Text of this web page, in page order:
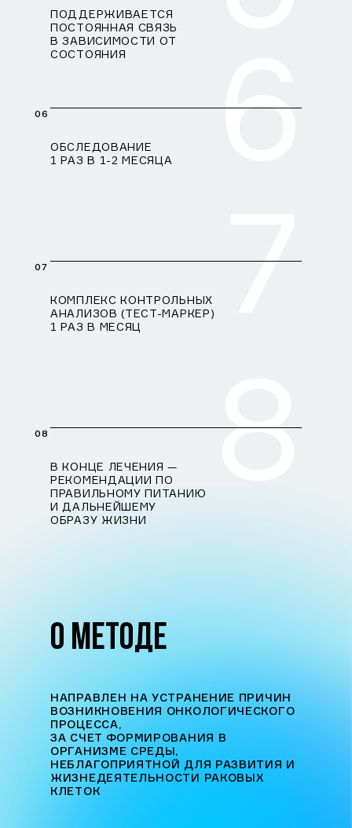
ПОДДЕРЖИВАЕТСЯ
ПОСТОЯННАЯ СВЯЗЬ
В ЗАВИСИМОСТИ ОТ
СОСТОЯНИЯ
06 6
ОБСЛЕДОВАНИЕ
1 РАЗ В 1-2 МЕСЯЦА
07 7
КОМПЛЕКС КОНТРОЛЬНЫХ
АНАЛИЗОВ (ТЕСТ-МАРКЕР)
1 РАЗ В МЕСЯЦ
08 8
В КОНЦЕ ЛЕЧЕНИЯ —
РЕКОМЕНДАЦИИ ПО
ПРАВИЛЬНОМУ ПИТАНИЮ
И ДАЛЬНЕЙШЕМУ
ОБРАЗУ ЖИЗНИ
О МЕТОДЕ
НАПРАВЛЕН НА УСТРАНЕНИЕ ПРИЧИН
ВОЗНИКНОВЕНИЯ ОНКОЛОГИЧЕСКОГО
ПРОЦЕССА,
ЗА СЧЕТ ФОРМИРОВАНИЯ В
ОРГАНИЗМЕ СРЕДЫ,
НЕБЛАГОПРИЯТНОЙ ДЛЯ РАЗВИТИЯ И
ЖИЗНЕДЕЯТЕЛЬНОСТИ РАКОВЫХ
КЛЕТОК